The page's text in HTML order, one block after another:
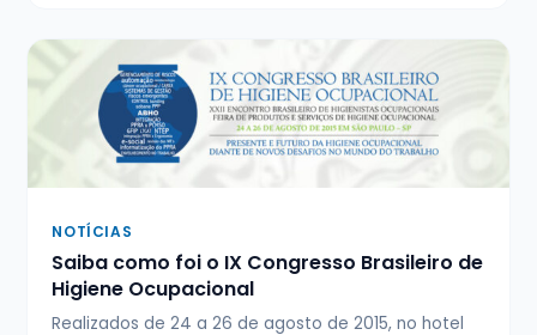
NOTÍCIAS
Saiba como foi o IX Congresso Brasileiro de
Higiene Ocupacional
Realizados de 24 a 26 de agosto de 2015, no hotel